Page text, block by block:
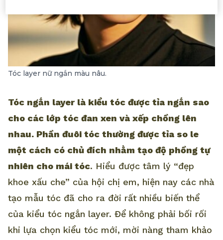
Tóc layer nữ ngắn màu nâu.
Tóc ngắn layer là kiểu tóc được tỉa ngắn sao
cho các lớp tóc đan xen và xếp chồng lên
nhau. Phần đuôi tóc thường được tỉa so le
một cách có chủ đích nhằm tạo độ phồng tự
nhiên cho mái tóc. Hiểu được tâm lý “đẹp
khoe xấu che” của hội chị em, hiện nay các nhà
tạo mẫu tóc đã cho ra đời rất nhiều biến thể
của kiểu tóc ngắn layer. Để không phải bối rối
khi lựa chọn kiểu tóc mới, mời nàng tham khảo